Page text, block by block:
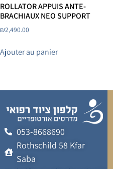
ROLLATOR APPUIS ANTE-
BRACHIAUX NEO SUPPORT
₪2,490.00
Ajouter au panier
053-8668690
Rothschild 58 Kfar
Saba